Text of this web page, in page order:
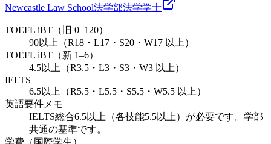
Newcastle Law School法学部法学学士
TOEFL iBT（旧 0–120）
90以上（R18・L17・S20・W17 以上）
TOEFL iBT（新 1–6）
4.5以上（R3.5・L3・S3・W3 以上）
IELTS
6.5以上（R5.5・L5.5・S5.5・W5.5 以上）
英語要件メモ
IELTS総合6.5以上（各技能5.5以上）が必要です。学部
共通の基準です。
学費（国際学生）